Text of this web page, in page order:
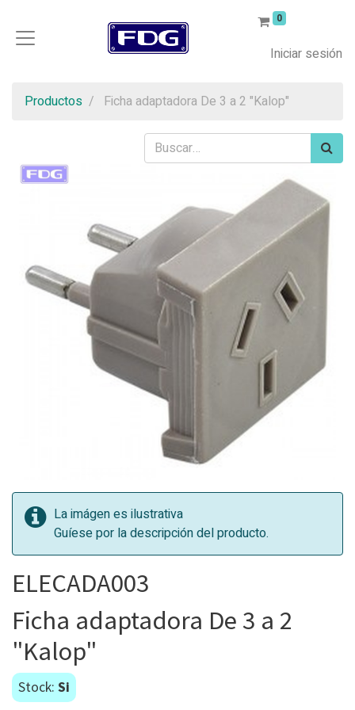
0
Iniciar sesión
Productos Ficha adaptadora De 3 a 2 "Kalop"
La imágen es ilustrativa
Guíese por la descripción del producto.
ELECADA003
Ficha adaptadora De 3 a 2
"Kalop"
Stock: Si